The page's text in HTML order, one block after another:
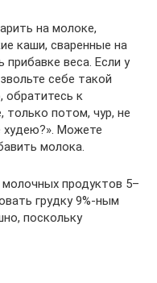
на молоке,
каши, сваренные на
веса. Если у
себе такой
обратитесь к
только потом, чур, не
худею?». Можете
молока.
продуктов 5–
грудку 9%-ным
поскольку